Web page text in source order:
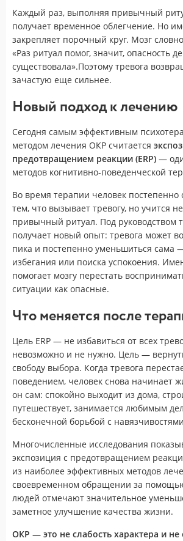
Каждый раз, выполняя привычный
получает временное облегчение. Но
закрепляет порочный круг. Мозг
«Раз ритуал помог, значит, опасность
существовала».Поэтому тревога
зачастую еще сильнее.
Новый подход к лечению
Сегодня самым эффективным
методом лечения ОКР считается
предотвращением реакции (ERP) —
методов когнитивно-поведенческой
Во время терапии человек постепенно
тем, что вызывает тревогу, но учится
привычный ритуал. Под руководством
получает новый опыт: тревога может
пика и постепенно уменьшиться сама
избегания или поиска успокоения.
помогает мозгу перестать
ситуации как опасные.
Что меняется после
Цель ERP — не избавиться от всех
невозможно и не нужно. Цель —
свободу выбора. Когда тревога
поведением, человек снова начинает
он сам: спокойно выходит из дома,
путешествует, занимается любимым
бесконечной борьбой с
Многочисленные исследования
экспозиция с предотвращением
из наиболее эффективных методов
своевременном обращении за
людей отмечают значительное
заметное улучшение качества жизни.
ОКР — это не слабость характера и не